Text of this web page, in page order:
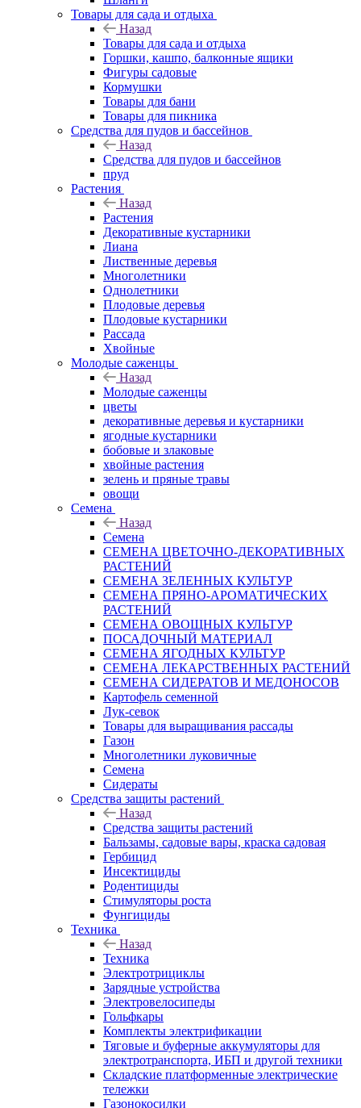
Товары для сада и отдыха
Назад
Товары для сада и отдыха
Горшки, кашпо, балконные ящики
Фигуры садовые
Кормушки
Товары для бани
Товары для пикника
Средства для пудов и бассейнов
Назад
Средства для пудов и бассейнов
пруд
Растения
Назад
Растения
Декоративные кустарники
Лиана
Лиственные деревья
Многолетники
Однолетники
Плодовые деревья
Плодовые кустарники
Рассада
Хвойные
Молодые саженцы
Назад
Молодые саженцы
цветы
декоративные деревья и кустарники
ягодные кустарники
бобовые и злаковые
хвойные растения
зелень и пряные травы
овощи
Семена
Назад
Семена
СЕМЕНА ЦВЕТОЧНО-ДЕКОРАТИВНЫХ
РАСТЕНИЙ
СЕМЕНА ЗЕЛЕННЫХ КУЛЬТУР
СЕМЕНА ПРЯНО-АРОМАТИЧЕСКИХ
РАСТЕНИЙ
СЕМЕНА ОВОЩНЫХ КУЛЬТУР
ПОСАДОЧНЫЙ МАТЕРИАЛ
СЕМЕНА ЯГОДНЫХ КУЛЬТУР
СЕМЕНА ЛЕКАРСТВЕННЫХ РАСТЕНИЙ
СЕМЕНА СИДЕРАТОВ И МЕДОНОСОВ
Картофель семенной
Лук-севок
Товары для выращивания рассады
Газон
Многолетники луковичные
Семена
Сидераты
Средства защиты растений
Назад
Средства защиты растений
Бальзамы, садовые вары, краска садовая
Гербицид
Инсектициды
Родентициды
Стимуляторы роста
Фунгициды
Техника
Назад
Техника
Электротрициклы
Зарядные устройства
Электровелосипеды
Гольфкары
Комплекты электрификации
Тяговые и буферные аккумуляторы для
электротранспорта, ИБП и другой техники
Складские платформенные электрические
тележки
Газонокосилки